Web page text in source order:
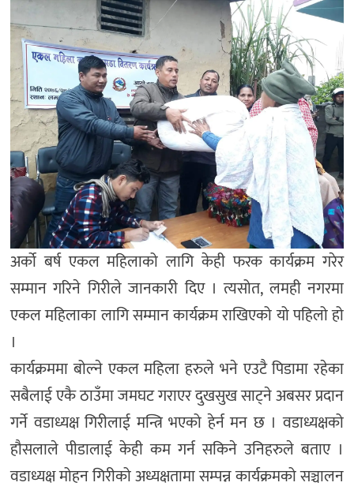
अर्को बर्ष एकल महिलाको लागि केही फरक कार्यक्रम गरेर
सम्मान गरिने गिरीले जानकारी दिए । त्यसोत, लमही नगरमा
एकल महिलाका लागि सम्मान कार्यक्रम राखिएको यो पहिलो हो
।
कार्यक्रममा बोल्ने एकल महिला हरुले भने एउटै पिडामा रहेका
सबैलाई एकै ठाउँमा जमघट गराएर दुखसुख साट्ने अबसर प्रदान
गर्ने वडाध्यक्ष गिरीलाई मन्त्रि भएको हेर्न मन छ । वडाध्यक्षको
हौसलाले पीडालाई केही कम गर्न सकिने उनिहरुले बताए ।
वडाध्यक्ष मोहन गिरीको अध्यक्षतामा सम्पन्न कार्यक्रमको सञ्चालन